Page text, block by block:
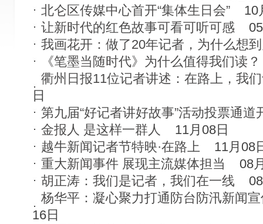
北仑区传媒中心首开“集体生日会”
10
让新时代的红色故事可看可听可感
我画花开：做了20年记者，为什么想
《笔墨当随时代》为什么值得我们读？
衢州日报11位记者讲述：在路上，我
日
第九届“好记者讲好故事”活动投票通道
金报人 是这样一群人
11月08日
越牛新闻记者节特映·在路上
11月08
重大新闻事件 展现主流媒体担当
08
胡正涛：我们是记者，我们在一线
杨华平：凝心聚力打通防台防汛新闻宣
16日